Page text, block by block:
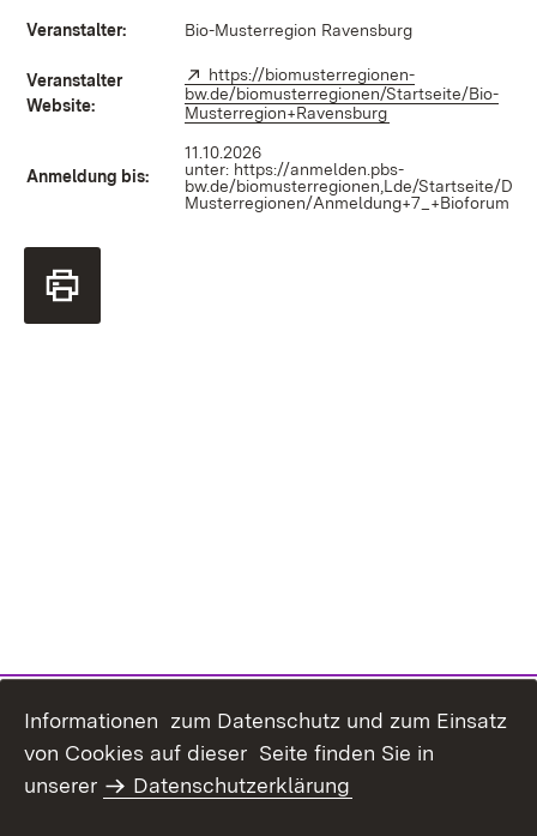
Veranstalter: Bio-Musterregion Ravensburg
Veranstalter
Website:
Extern:
https://biomusterregionen-
bw.de/biomusterregionen/Startseite/Bio-
Musterregion+Ravensburg
Anmeldung bis:
11.10.2026
unter: https://anmelden.pbs-
bw.de/biomusterregionen,Lde/Startseite/
Musterregionen/Anmeldung+7_+Bioforum
Informationen zum Datenschutz und zum Einsatz
von Cookies auf dieser Seite finden Sie in
unserer
Datenschutzerklärung